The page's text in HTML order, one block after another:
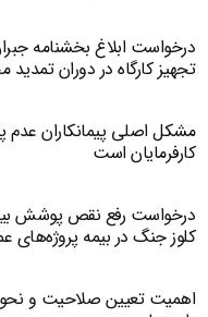
درخواست ابلاغ بخشنامه
تجهیز کارگاه در دوران تمدید
مشکل اصلی پیمانکاران
کارفرمایان است
درخواست رفع نقص پوشش
کلوز جنگ در بیمه پروژه‌های
اهمیت تعیین صلاحیت و